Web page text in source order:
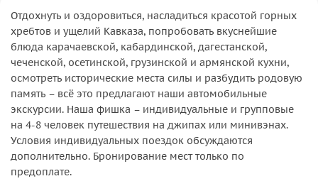
Отдохнуть и оздоровиться, насладиться красотой горных
хребтов и ущелий Кавказа, попробовать вкуснейшие
блюда карачаевской, кабардинской, дагестанской,
чеченской, осетинской, грузинской и армянской кухни,
осмотреть исторические места силы и разбудить родовую
память – всё это предлагают наши автомобильные
экскурсии. Наша фишка – индивидуальные и групповые
на 4-8 человек путешествия на джипах или минивэнах.
Условия индивидуальных поездок обсуждаются
дополнительно. Бронирование мест только по
предоплате.